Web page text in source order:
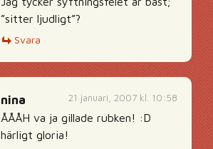
”sitter ljudligt”?
Svara
21 januari, 2007 kl. 10:58
nina
ÅÅÅH va ja gillade rubken! :D
härligt gloria!